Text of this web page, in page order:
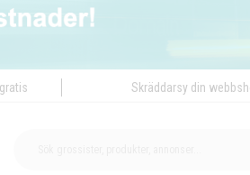
Skräddarsy din